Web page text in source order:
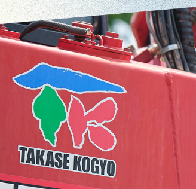
高瀬工業には、長く安心
ここでは、実際に働く社